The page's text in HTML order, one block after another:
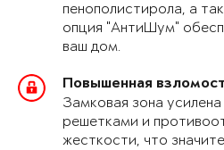
пенополистирола, а
опция "АнтиШум"
ваш дом.
Повышенная
Замковая зона
решетками и
жесткости, что